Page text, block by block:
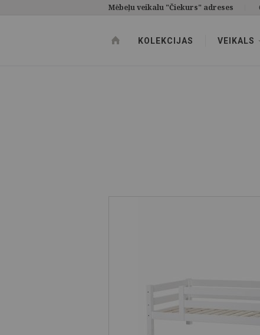
Mēbeļu veikalu "Čiekurs" adreses
KOLEKCIJAS VEIKALS